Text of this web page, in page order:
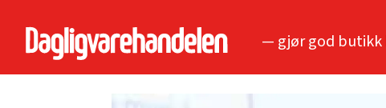
— gjør god butikk